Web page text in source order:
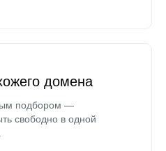
домена
подбором —
свободно в одной